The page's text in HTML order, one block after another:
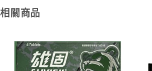
相關商品